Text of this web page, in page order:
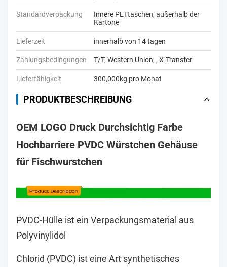
Standardverpackung
Innere PETtaschen, außerhalb der
Kartone
Lieferzeit innerhalb von 14 tagen
Zahlungsbedingungen T/T, Western Union, , X-Transfer
Lieferfähigkeit 300,000kg pro Monat
PRODUKTBESCHREIBUNG
OEM LOGO Druck Durchsichtig Farbe
Hochbarriere PVDC Würstchen Gehäuse
für Fischwurstchen
PVDC-Hülle ist ein Verpackungsmaterial aus
Polyvinylidol
Chlorid (PVDC) ist eine Art synthetisches